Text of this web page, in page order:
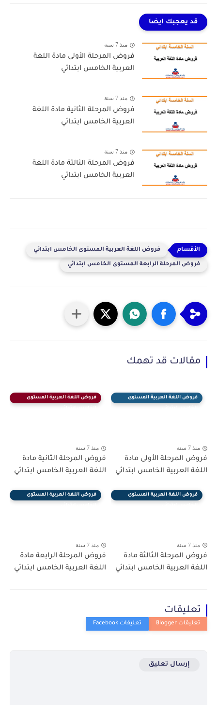
قد يعجبك ايضا
منذ 7 سنة
فروض المرحلة الأولى مادة اللغة
العربية الخامس ابتدائي
منذ 7 سنة
فروض المرحلة الثانية مادة اللغة
العربية الخامس ابتدائي
منذ 7 سنة
فروض المرحلة الثالثة مادة اللغة
العربية الخامس ابتدائي
فروض اللغة العربية المستوى الخامس ابتدائي
فروض المرحلة الرابعة المستوى الخامس ابتدائي
مقالات قد تهمك
فروض اللغة العربية المستوى
منذ 7 سنة
فروض المرحلة الأولى مادة
اللغة العربية الخامس ابتدائي
فروض اللغة العربية المستوى
منذ 7 سنة
فروض المرحلة الثانية مادة
اللغة العربية الخامس ابتدائي
فروض اللغة العربية المستوى
منذ 7 سنة
فروض المرحلة الثالثة مادة
اللغة العربية الخامس ابتدائي
فروض اللغة العربية المستوى
منذ 7 سنة
فروض المرحلة الرابعة مادة
اللغة العربية الخامس ابتدائي
تعليقات
إرسال تعليق